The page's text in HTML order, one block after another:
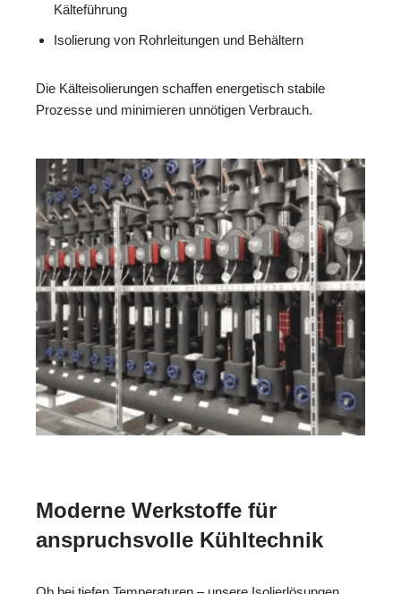
Kälteführung
Isolierung von Rohrleitungen und Behältern
Die Kälteisolierungen schaffen energetisch stabile
Prozesse und minimieren unnötigen Verbrauch.
Moderne Werkstoffe für
anspruchsvolle Kühltechnik